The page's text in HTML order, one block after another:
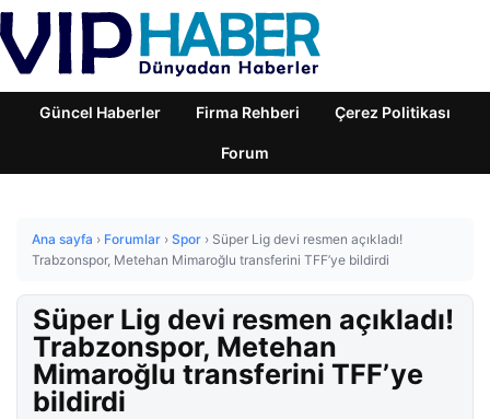
Güncel Haberler Firma Rehberi Çerez Politikası
Forum
Ana sayfa › Forumlar › Spor › Süper Lig devi resmen açıkladı!
Trabzonspor, Metehan Mimaroğlu transferini TFF’ye bildirdi
Süper Lig devi resmen açıkladı!
Trabzonspor, Metehan
Mimaroğlu transferini TFF’ye
bildirdi